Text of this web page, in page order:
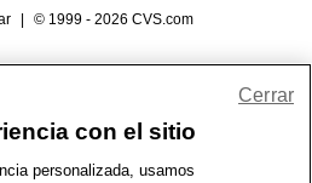
© 1999 - 2026 CVS.com
con el sitio
personalizada, usamos
Cerrar